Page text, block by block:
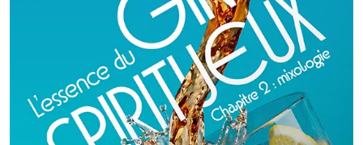
pour le transport de notre matériel - 6 poêles de 250 a 1200 en fonte
aluminium- 2 Fours industriel de 6 niveaux- 3 Planchas au gaz de
1100x250 - 2 Étuves 12 niveaux - 2 Friteuses - 4 Percolateurs - Vaisselle